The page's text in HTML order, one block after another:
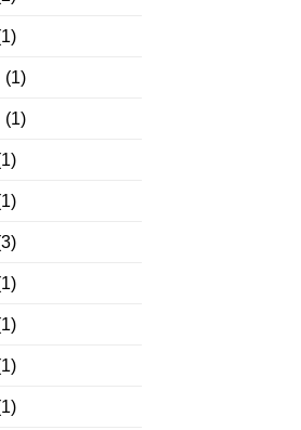
(1)
(1)